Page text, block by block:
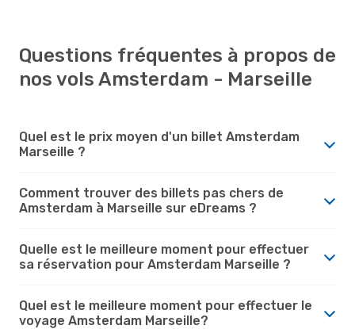
Questions fréquentes à propos de
nos vols Amsterdam - Marseille
Quel est le prix moyen d'un billet Amsterdam
Marseille ?
Comment trouver des billets pas chers de
Amsterdam à Marseille sur eDreams ?
Quelle est le meilleure moment pour effectuer
sa réservation pour Amsterdam Marseille ?
Quel est le meilleure moment pour effectuer le
voyage Amsterdam Marseille?